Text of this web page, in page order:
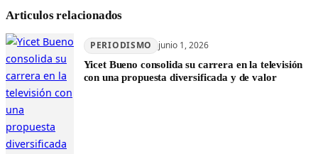
Articulos relacionados
PERIODISMO junio 1, 2026
Yicet Bueno consolida su carrera en la televisión
con una propuesta diversificada y de valor